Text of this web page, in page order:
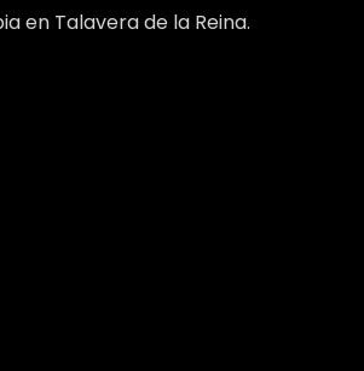
en Talavera de la Reina.